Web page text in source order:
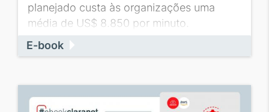
planejado custa às organizações uma
média de US$ 8.850 por minuto.
E-book